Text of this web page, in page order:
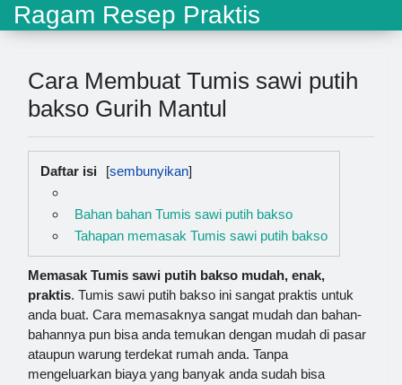
Ragam Resep Praktis
Cara Membuat Tumis sawi putih
bakso Gurih Mantul
Daftar isi
Bahan bahan Tumis sawi putih bakso
Tahapan memasak Tumis sawi putih bakso
Memasak Tumis sawi putih bakso mudah, enak,
praktis. Tumis sawi putih bakso ini sangat praktis untuk
anda buat. Cara memasaknya sangat mudah dan bahan-
bahannya pun bisa anda temukan dengan mudah di pasar
ataupun warung terdekat rumah anda. Tanpa
mengeluarkan biaya yang banyak anda sudah bisa